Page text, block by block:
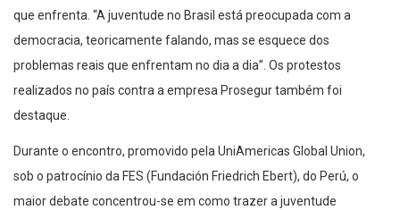
que enfrenta. “A juventude no Brasil está preocupada com a
democracia, teoricamente falando, mas se esquece dos
problemas reais que enfrentam no dia a dia”. Os protestos
realizados no país contra a empresa Prosegur também foi
destaque.
Durante o encontro, promovido pela UniAmericas Global Union,
sob o patrocínio da FES (Fundación Friedrich Ebert), do Perú, o
maior debate concentrou-se em como trazer a juventude